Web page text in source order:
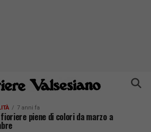
7 anni fa
fioriere piene di colori da marzo a